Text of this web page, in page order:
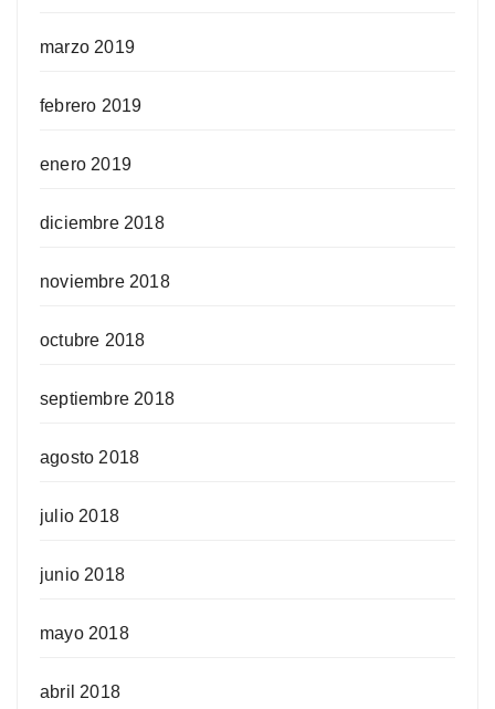
marzo 2019
febrero 2019
enero 2019
diciembre 2018
noviembre 2018
octubre 2018
septiembre 2018
agosto 2018
julio 2018
junio 2018
mayo 2018
abril 2018